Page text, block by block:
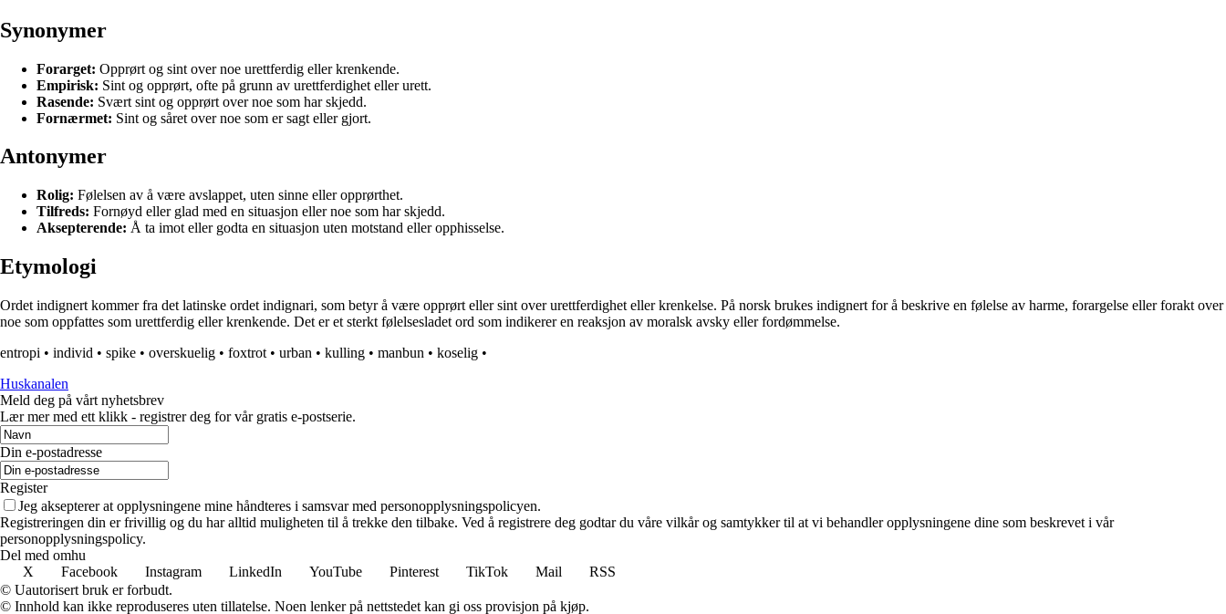
Synonymer
Forarget: Opprørt og sint over noe urettferdig eller krenkende.
Empirisk: Sint og opprørt, ofte på grunn av urettferdighet eller urett.
Rasende: Svært sint og opprørt over noe som har skjedd.
Fornærmet: Sint og såret over noe som er sagt eller gjort.
Antonymer
Rolig: Følelsen av å være avslappet, uten sinne eller opprørthet.
Tilfreds: Fornøyd eller glad med en situasjon eller noe som har skjedd.
Aksepterende: Å ta imot eller godta en situasjon uten motstand eller opphisselse.
Etymologi
Ordet indignert kommer fra det latinske ordet indignari, som betyr å være opprørt eller sint over urettferdighet eller krenkelse. På norsk brukes indignert for å beskrive en følelse av harme, forargelse eller forakt over
noe som oppfattes som urettferdig eller krenkende. Det er et sterkt følelsesladet ord som indikerer en reaksjon av moralsk avsky eller fordømmelse.
entropi • individ • spike • overskuelig • foxtrot • urban • kulling • manbun • koselig •
Huskanalen
Meld deg på vårt nyhetsbrev
Lær mer med ett klikk - registrer deg for vår gratis e-postserie.
Din e-postadresse
Register
Jeg aksepterer at opplysningene mine håndteres i samsvar med personopplysningspolicyen.
Registreringen din er frivillig og du har alltid muligheten til å trekke den tilbake. Ved å registrere deg godtar du våre vilkår og samtykker til at vi behandler opplysningene dine som beskrevet i vår
personopplysningspolicy.
Del med omhu
X
Facebook Instagram LinkedIn YouTube Pinterest TikTok Mail
RSS
© Uautorisert bruk er forbudt.
© Innhold kan ikke reproduseres uten tillatelse. Noen lenker på nettstedet kan gi oss provisjon på kjøp.